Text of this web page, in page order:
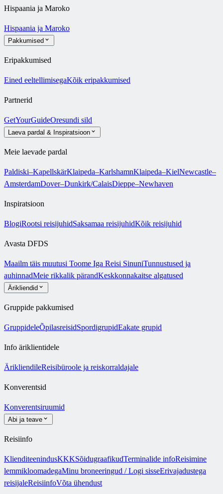
Hispaania ja Maroko
Hispaania ja Maroko
Pakkumised
Eripakkumised
Eined eeltellimisegaKõik eripakkumised
Partnerid
GetYourGuideOresundi sild
Laeva pardal & Inspiratsioon
Meie laevade pardal
Paldiski–KapellskärKlaipeda–KarlshamnKlaipeda–KielNewcastle–
AmsterdamDover–Dunkirk/CalaisDieppe–Newhaven
Inspiratsioon
BlogiRootsi reisijuhidSaksamaa reisijuhidKõik reisijuhid
Avasta DFDS
Maailm täis muutusi Toome Iga Reisi SinuniTunnustused ja
auhinnadMeie rikkalik pärandKeskkonnakaitse algatused
Ärikliendid
Gruppide pakkumised
GruppideleÕpilasreisidSpordigrupidEakate grupid
Info äriklientidele
ÄrikliendileReisibüroole ja reiskorraldajale
Konverentsid
Konverentsiruumid
Abi ja teave
Reisiinfo
KlienditeenindusKKKSõidugraafikudTerminalide infoReisimine
lemmikloomadegaMinu broneeringud / Logi sisseErivajadustega
reisijaleReisiinfoVõta ühendust